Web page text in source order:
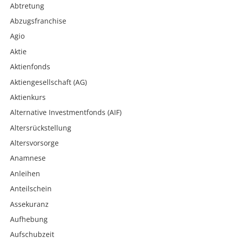
Abtretung
Abzugsfranchise
Agio
Aktie
Aktienfonds
Aktiengesellschaft (AG)
Aktienkurs
Alternative Investmentfonds (AIF)
Altersrückstellung
Altersvorsorge
Anamnese
Anleihen
Anteilschein
Assekuranz
Aufhebung
Aufschubzeit